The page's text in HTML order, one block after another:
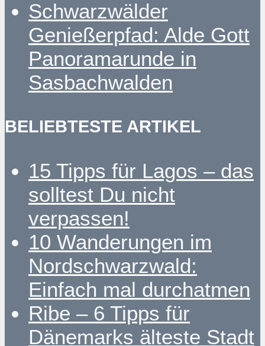
Schwarzwälder
Genießerpfad: Alde Gott
Panoramarunde in
Sasbachwalden
BELIEBTESTE ARTIKEL
15 Tipps für Lagos – das
solltest Du nicht
verpassen!
10 Wanderungen im
Nordschwarzwald:
Einfach mal durchatmen
Ribe – 6 Tipps für
Dänemarks älteste Stadt